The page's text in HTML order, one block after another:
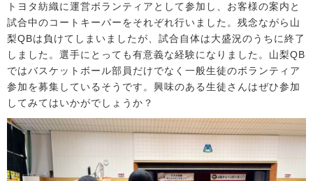
トヨタ紡織に運営ボランティアとして参加し、お客様の案内と
試合中のコートキーパーをそれぞれ行いました。残念ながら山
梨QBは負けてしまいましたが、試合自体は大盛況のうちに終了
しました。選手にとっても有意義な経験になりました。山梨QB
ではバスケットボール部員だけでなく一般生徒のボランティア
参加を募集しているそうです。興味のある生徒さんはぜひ参加
してみてはいかがでしょうか？